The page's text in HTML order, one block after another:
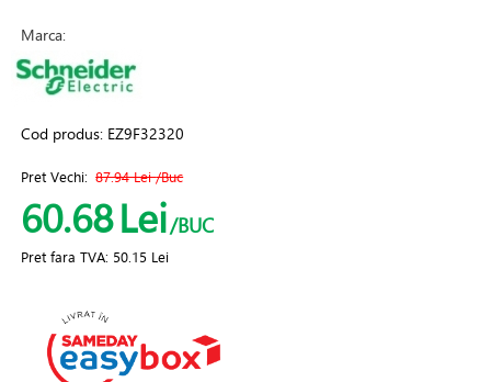
Marca:
Cod produs: EZ9F32320
Pret Vechi: 87.94 Lei/Buc
60.68Lei/BUC
Pret fara TVA: 50.15 Lei